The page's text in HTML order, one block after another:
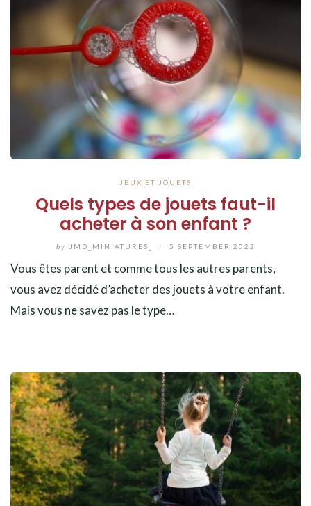
JEUX ET JOUETS
Quels types de jouets faut-il
acheter à son enfant ?
by JMD_MINIATURES_ 5 SEPTEMBER 2022
Vous êtes parent et comme tous les autres parents,
vous avez décidé d’acheter des jouets à votre enfant.
Mais vous ne savez pas le type…